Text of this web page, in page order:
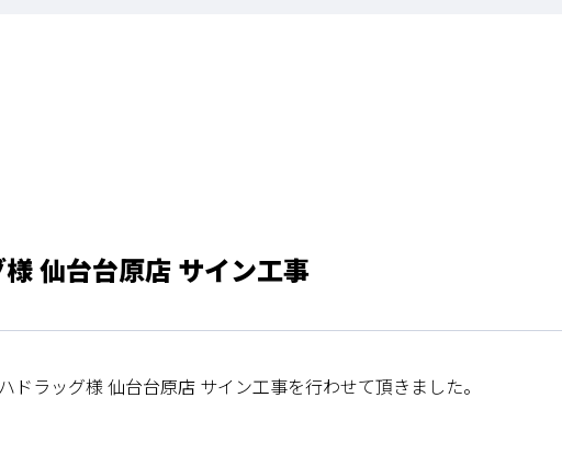
仙台台原店 サイン工事
ドラッグ様 仙台台原店 サイン工事を行わせて頂きました。